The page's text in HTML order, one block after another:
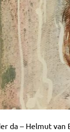
da – Helmut